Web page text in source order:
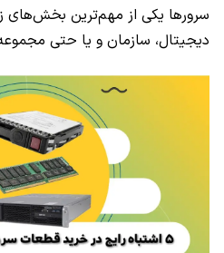
سرورها یکی از مهم‌ترین بخش‌های
دیجیتال، سازمان و یا حتی